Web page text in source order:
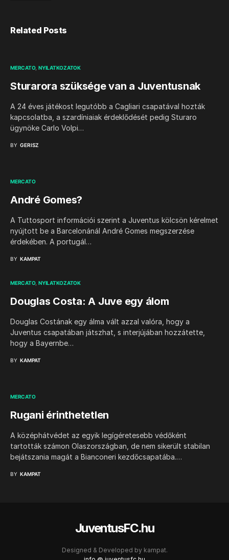
Related Posts
MERCATO NYILATKOZATOK
Sturarora szüksége van a Juventusnak
A 24 éves játékost legutóbb a Cagliari csapatával hozták
kapcsolatba, a szardíniaiak érdeklődését pedig Sturaro
ügynöke Carlo Volpi…
BY GERISZ
MERCATO
André Gomes?
A Tuttosport információi szerint a Juventus kölcsön kérelmet
nyújtott be a Barcelonánál André Gomes megszerzése
érdekében. A portugál…
BY KAMPAT
MERCATO NYILATKOZATOK
Douglas Costa: A Juve egy álom
Douglas Costának egy álma vált azzal valóra, hogy a
Juventus csapatában játszhat, s interjújában hozzátette,
hogy a Bayernbe…
BY KAMPAT
MERCATO
Rugani érinthetetlen
A középhátvédet az egyik legígéretesebb védőként
tartották számon Olaszországban, de nem sikerült stabilan
bejátszania magát a Bianconeri kezdőcsapatába.…
BY KAMPAT
JuventusFC.hu
Designed & Developed by kampat.